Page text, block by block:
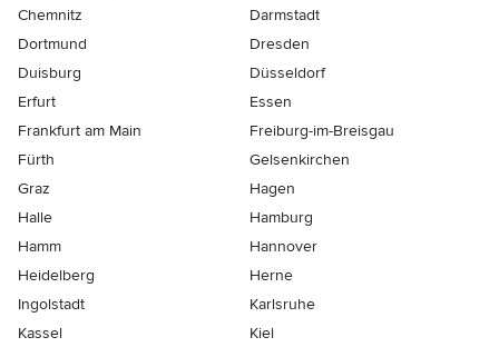
Chemnitz
Darmstadt
Dortmund
Dresden
Duisburg
Düsseldorf
Erfurt
Essen
Frankfurt am Main
Freiburg-im-Breisgau
Fürth
Gelsenkirchen
Graz
Hagen
Halle
Hamburg
Hamm
Hannover
Heidelberg
Herne
Ingolstadt
Karlsruhe
Kassel
Kiel